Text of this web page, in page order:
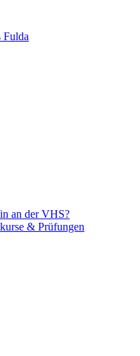
Fulda
an der VHS?
& Prüfungen